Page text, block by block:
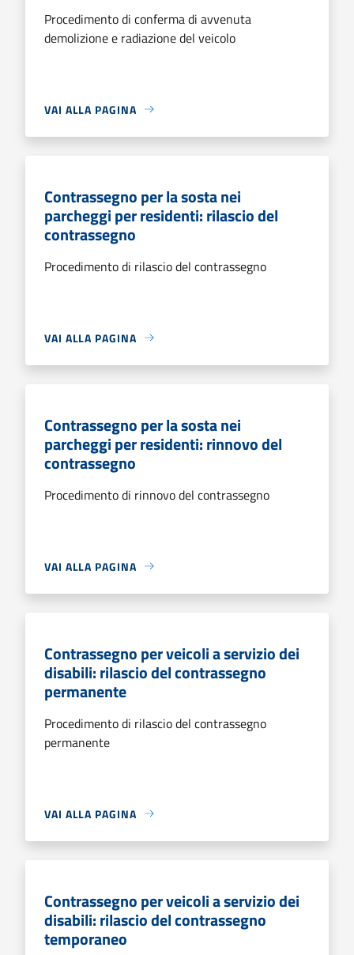
Procedimento di conferma di avvenuta
demolizione e radiazione del veicolo
VAI ALLA PAGINA
Contrassegno per la sosta nei
parcheggi per residenti: rilascio del
contrassegno
Procedimento di rilascio del contrassegno
VAI ALLA PAGINA
Contrassegno per la sosta nei
parcheggi per residenti: rinnovo del
contrassegno
Procedimento di rinnovo del contrassegno
VAI ALLA PAGINA
Contrassegno per veicoli a servizio dei
disabili: rilascio del contrassegno
permanente
Procedimento di rilascio del contrassegno
permanente
VAI ALLA PAGINA
Contrassegno per veicoli a servizio dei
disabili: rilascio del contrassegno
temporaneo